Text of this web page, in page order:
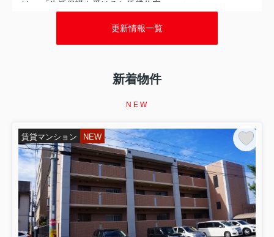
は、 「生活保護を受けると賃貸住宅...
第5回【イエサポ住まい支援コラム】
ら、すぐ退去しないといけない？ 家を失う前に知ってほ
しい「家賃滞納」というサイン 前回の振り返り 第4回で
というテーマを取り上げました。 生活保護を受給してい
2026.08.07
第4回【イエサポ住まい支援コラム】
【イエサポ住まい支援コラム】第4回 生活保護を受ける
と賃貸住宅は借りられない？ 「生活保護だから無理」と
諦める前に知ってほしいこと 前回の振り返り 第3回で
は、 「高齢者はなぜ賃貸住宅を借りにくいのか？」 につ
いてお伝えしました。 高齢だからという理由だけではな
く、 「何かあったとき...
更新情報一覧
新着物件
NEW
賃貸マンション NEW